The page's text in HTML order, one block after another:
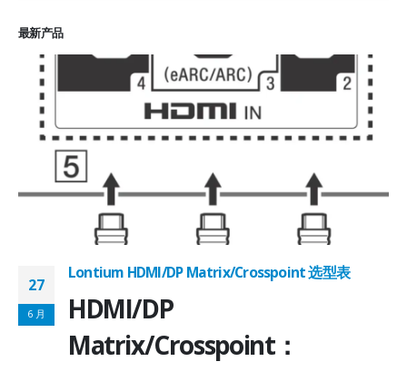
最新产品
27
6 月
Lontium HDMI/DP Matrix/Crosspoint 选型表
HDMI/DP
Matrix/Crosspoint：